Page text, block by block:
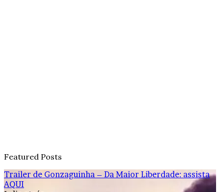
Featured Posts
Trailer de Gonzaguinha – Da Maior Liberdade: assista
AQUI